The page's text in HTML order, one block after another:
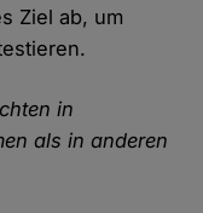
Ziel ab, um
in
als in anderen